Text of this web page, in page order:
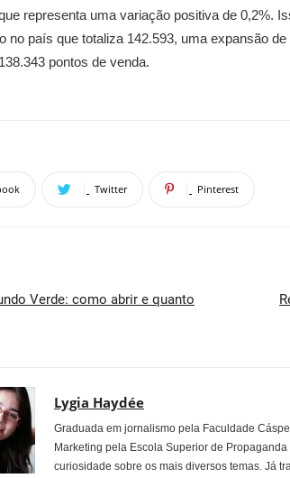
representa uma variação positiva de 0,2%.
no país que totaliza 142.593, uma expansão
pontos de venda.
Twitter Pinterest
Verde: como abrir e quanto
Lygia Haydée
Graduada em jornalismo pela Faculdade
Marketing pela Escola Superior de
curiosidade sobre os mais diversos temas. Já